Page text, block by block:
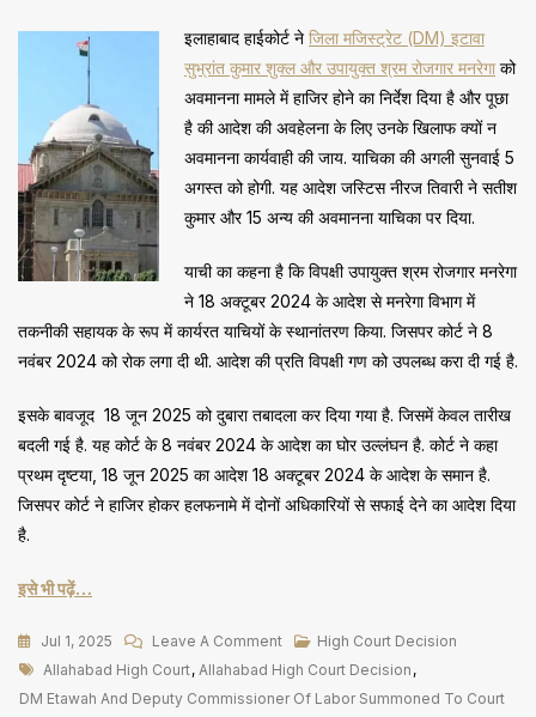
इलाहाबाद हाईकोर्ट ने जिला मजिस्ट्रेट (DM) इटावा
सुभ्रांत कुमार शुक्ल और उपायुक्त श्रम रोजगार मनरेगा को
अवमानना मामले में हाजिर होने का निर्देश दिया है और पूछा
है की आदेश की अवहेलना के लिए उनके खिलाफ क्यों न
अवमानना कार्यवाही की जाय. याचिका की अगली सुनवाई 5
अगस्त को होगी. यह आदेश जस्टिस नीरज तिवारी ने सतीश
कुमार और 15 अन्य की अवमानना याचिका पर दिया.
याची का कहना है कि विपक्षी उपायुक्त श्रम रोजगार मनरेगा
ने 18 अक्टूबर 2024 के आदेश से मनरेगा विभाग में
तकनीकी सहायक के रूप में कार्यरत याचियों के स्थानांतरण किया. जिसपर कोर्ट ने 8
नवंबर 2024 को रोक लगा दी थी. आदेश की प्रति विपक्षी गण को उपलब्ध करा दी गई है.
इसके बावजूद 18 जून 2025 को दुबारा तबादला कर दिया गया है. जिसमें केवल तारीख
बदली गई है. यह कोर्ट के 8 नवंबर 2024 के आदेश का घोर उल्लंघन है. कोर्ट ने कहा
प्रथम दृष्टया, 18 जून 2025 का आदेश 18 अक्टूबर 2024 के आदेश के समान है.
जिसपर कोर्ट ने हाजिर होकर हलफनामे में दोनों अधिकारियों से सफाई देने का आदेश दिया
है.
इसे भी पढ़ें…
Jul 1, 2025 Leave A CommentOn
DM
इटावा
High Court Decision
Tags
Allahabad High Court, Allahabad High Court Decision ,
DM Etawah And Deputy Commissioner Of Labor Summoned To Court